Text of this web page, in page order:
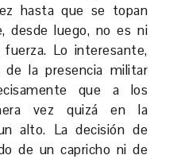
hasta que se topan
desde luego, no es ni
Lo interesante,
la presencia militar
que a los
vez quizá en la
alto. La decisión de
de un capricho ni de